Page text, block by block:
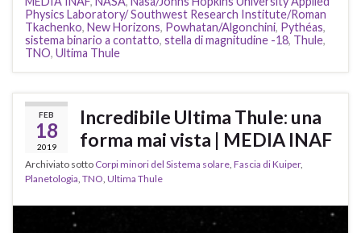
Physics Laboratory/ Southwest Research Institute/Roman
Tkachenko, New Horizons, Powhatan/Algonchini, Pythéas,
sistema binario a contatto, stella di magnitudine -18, Thule,
TNO, Ultima Thule
FEB
18
2019
Incredibile Ultima Thule: una
forma mai vista | MEDIA INAF
Archiviato sotto Corpi minori del Sistema solare, Fascia di Kuiper,
Planetologia, TNO, Ultima Thule